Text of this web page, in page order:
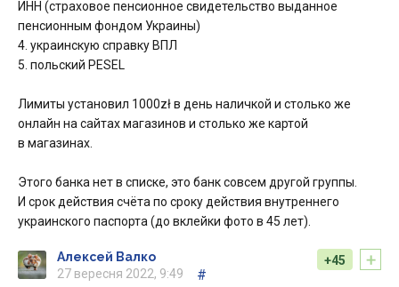
ИНН (страховое пенсионное свидетельство выданное
пенсионным фондом Украины)
4. украинскую справку ВПЛ
5. польский PESEL
Лимиты установил 1000zł в день наличкой и столько же
онлайн на сайтах магазинов и столько же картой
в магазинах.
Этого банка нет в списке, это банк совсем другой группы.
И срок действия счёта по сроку действия внутреннего
украинского паспорта (до вклейки фото в 45 лет).
+
+45
Алексей Валко
27 вересня 2022, 9:49
#